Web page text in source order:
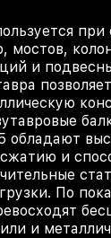
при
мостов,
и
обладают
и
По
и